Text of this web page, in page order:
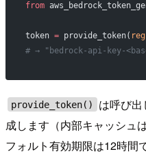
from
token = provide_token(
# → "bedrock-api-key-
provide_token()
は呼び
成します（内部キャッシュ
フォルト有効期限は12時間で